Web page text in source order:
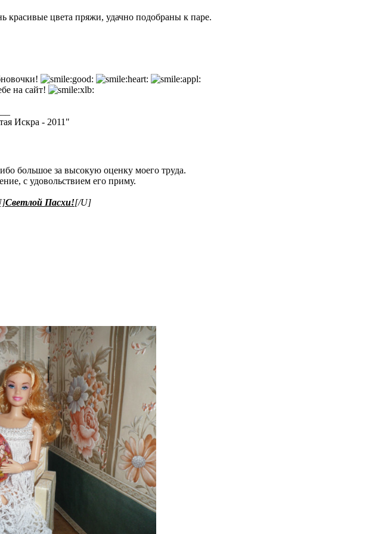
красивые цвета пряжи, удачно подобраны к паре.
на сайт!
Искра - 2011"
большое за высокую оценку моего труда.
с удовольствием его приму.
Светлой Пасхи![/U]